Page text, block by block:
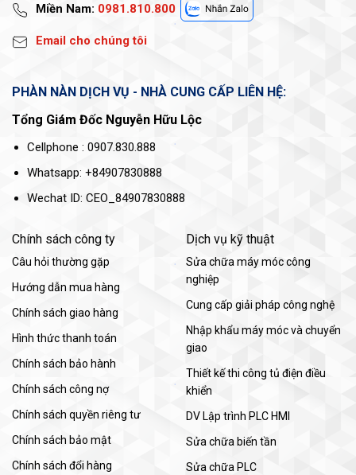
Miền Nam: 0981.810.800
Email cho chúng tôi
PHÀN NÀN DỊCH VỤ - NHÀ CUNG CẤP LIÊN HỆ:
Tổng Giám Đốc Nguyễn Hữu Lộc
Cellphone : 0907.830.888
Whatsapp: +84907830888
Wechat ID: CEO_84907830888
Chính sách công ty
Câu hỏi thường gặp
Hướng dẫn mua hàng
Chính sách giao hàng
Hình thức thanh toán
Chính sách bảo hành
Chính sách công nợ
Chính sách quyền riêng tư
Chính sách bảo mật
Chính sách đổi hàng
Dịch vụ kỹ thuật
Sửa chữa máy móc công
nghiệp
Cung cấp giải pháp công nghệ
Nhập khẩu máy móc và chuyển
giao
Thiết kế thi công tủ điện điều
khiển
DV Lập trình PLC HMI
Sửa chữa biến tần
Sửa chữa PLC